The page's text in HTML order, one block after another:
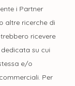
i Partner
altre ricerche di
ricevere
su cui
e/o
Per